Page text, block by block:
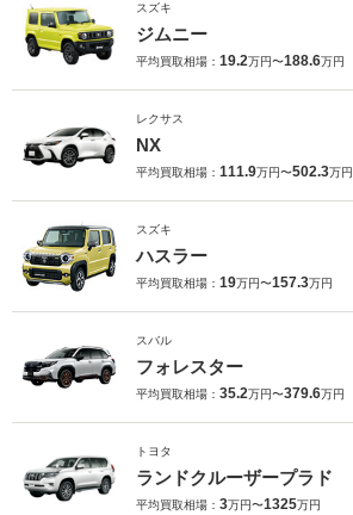
スズキ
ジムニー
平均買取相場： 19.2万円〜188.6万円
レクサス
NX
平均買取相場： 111.9万円〜502.3万円
スズキ
ハスラー
平均買取相場： 19万円〜157.3万円
スバル
フォレスター
平均買取相場： 35.2万円〜379.6万円
トヨタ
ランドクルーザープラド
平均買取相場： 3万円〜1325万円